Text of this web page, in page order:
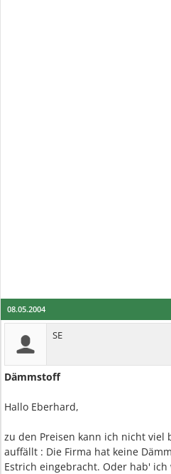
08.05.2004
SE
Dämmstoff
Hallo Eberhard,
zu den Preisen kann ich nicht viel
auffällt : Die Firma hat keine
Estrich eingebracht. Oder hab' ich